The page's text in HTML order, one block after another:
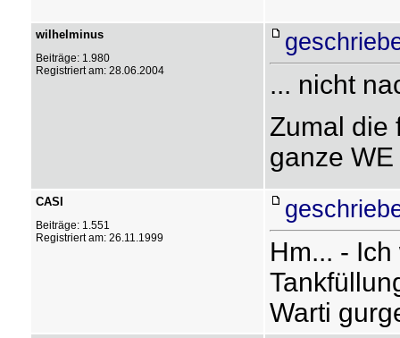
wilhelminus
Beiträge: 1.980
Registriert am: 28.06.2004
... nicht
Zumal die
ganze
CASI
Beiträge: 1.551
Registriert am: 26.11.1999
Hm... -
Warti